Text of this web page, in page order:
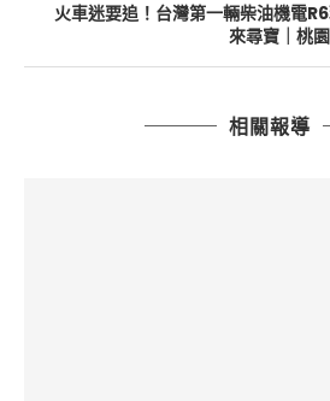
火車迷要追！台灣第一輛柴油機電
來尋寶｜桃
相關報導